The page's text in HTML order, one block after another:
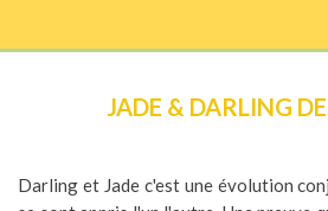
JADE & DARLING
Darling et Jade c'est une évolution